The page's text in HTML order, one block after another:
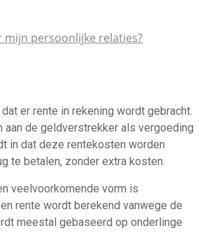
mijn persoonlijke relaties?
er rente in rekening wordt gebracht.
aan de geldverstrekker als vergoeding
in dat deze rentekosten worden
te betalen, zonder extra kosten.
veelvoorkomende vorm is
rente wordt berekend vanwege de
meestal gebaseerd op onderlinge